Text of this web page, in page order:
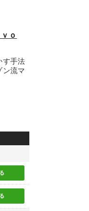
ｏ
す手法
ン流マ